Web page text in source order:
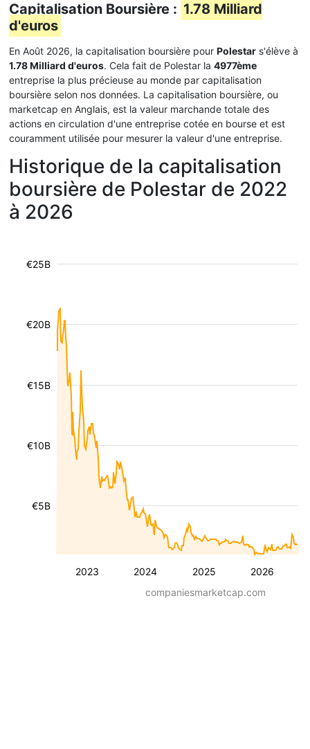
Capitalisation Boursière : 1.78 Milliard
d'euros
En Août 2026, la capitalisation boursière pour Polestar s'élève à
1.78 Milliard d'euros. Cela fait de Polestar la 4977ème
entreprise la plus précieuse au monde par capitalisation
boursière selon nos données. La capitalisation boursière, ou
marketcap en Anglais, est la valeur marchande totale des
actions en circulation d'une entreprise cotée en bourse et est
couramment utilisée pour mesurer la valeur d'une entreprise.
Historique de la capitalisation
boursière de Polestar de 2022
à 2026
2023 2024 2025 2026
€5B
€10B
€15B
€20B
€25B
companiesmarketcap.com